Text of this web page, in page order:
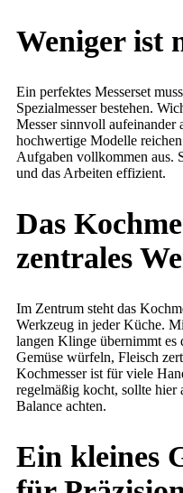
Weniger ist
Ein perfektes Messerset
Spezialmesser bestehen.
Messer sinnvoll
hochwertige Modelle
Aufgaben vollkommen aus.
und das Arbeiten effizient.
Das
zentrales
Im Zentrum steht das
Werkzeug in jeder Küche.
langen Klinge übernimmt es
Gemüse würfeln, Fleisch
Kochmesser ist für viele
regelmäßig kocht, sollte hier
Balance achten.
Ein kleines